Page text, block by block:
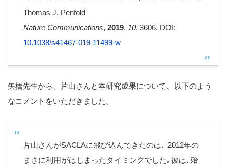
Thomas J. Penfold
Nature Communications, 2019, 10, 3606. DOI:
10.1038/s41467-019-11499-w
矢橋先生から、片山さんと本研究成果について、以下のよう
なコメントをいただきました。
片山さんがSACLAに飛び込んできたのは､ 2012年の
まさに利用がはじまったタイミングでした｡彼は､殆